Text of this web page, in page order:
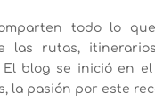
todo lo
las rutas,
blog se inició en
la pasión por este